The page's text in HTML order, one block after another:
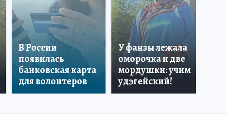
В России
появилась
банковская карта
для волонтеров
У фанзы лежала
оморочка и две
мордушки: учим
удэгейский!